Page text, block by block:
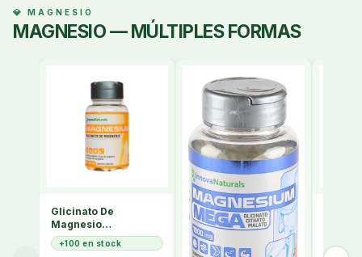
💎 MAGNESIO
MAGNESIO — MÚLTIPLES FORMAS
Glicinato De
Magnesio
Innovanaturals X60
Caps.
+100 en stock
Sin